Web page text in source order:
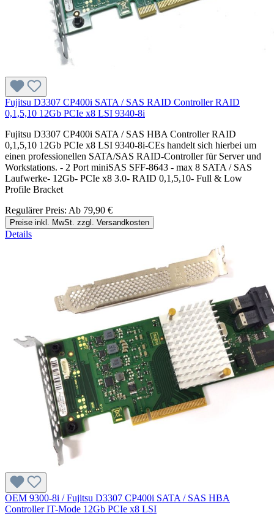
Fujitsu D3307 CP400i SATA / SAS RAID Controller RAID
0,1,5,10 12Gb PCIe x8 LSI 9340-8i
Fujitsu D3307 CP400i SATA / SAS HBA Controller RAID
0,1,5,10 12Gb PCIe x8 LSI 9340-8i-CEs handelt sich hierbei um
einen professionellen SATA/SAS RAID-Controller für Server und
Workstations. - 2 Port miniSAS SFF-8643 - max 8 SATA / SAS
Laufwerke- 12Gb- PCIe x8 3.0- RAID 0,1,5,10- Full & Low
Profile Bracket
Regulärer Preis: Ab 79,90 €
Preise inkl. MwSt. zzgl. Versandkosten
Details
OEM 9300-8i / Fujitsu D3307 CP400i SATA / SAS HBA
Controller IT-Mode 12Gb PCIe x8 LSI